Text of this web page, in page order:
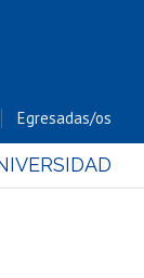
Egresadas/os